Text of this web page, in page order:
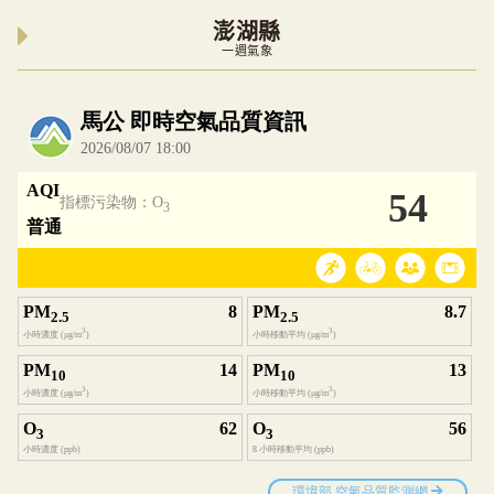
澎湖縣
一週氣象
內嵌空氣品質小工具為視覺預覽，完整即時空